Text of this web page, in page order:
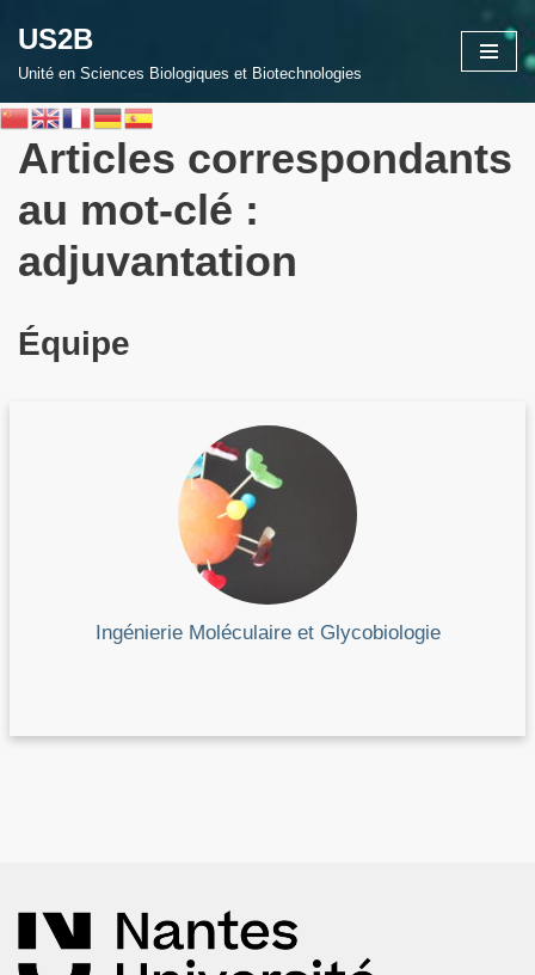
Aller
contenu
US2B
Unité en Sciences Biologiques et Biotechnologies
Articles correspondants
au mot-clé :
adjuvantation
Équipe
Ingénierie Moléculaire et Glycobiologie